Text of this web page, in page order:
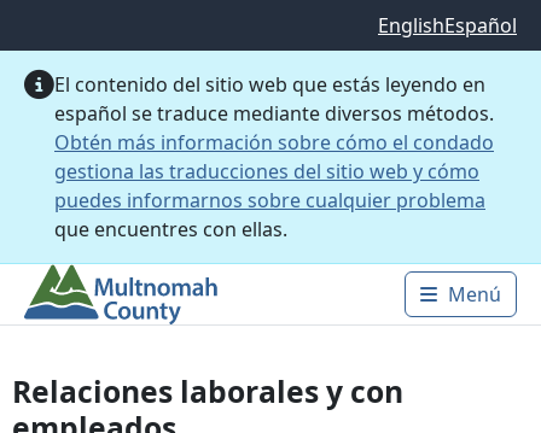
EnglishEspañol
El contenido del sitio web que estás leyendo en
español se traduce mediante diversos métodos.
Obtén más información sobre cómo el condado
gestiona las traducciones del sitio web y cómo
puedes informarnos sobre cualquier problema
que encuentres con ellas.
Main
Menú
Relaciones laborales y con